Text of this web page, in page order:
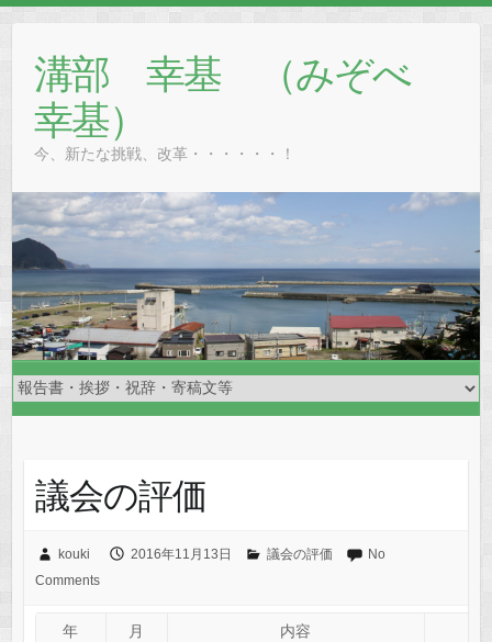
溝部 幸基 （みぞべ
幸基）
今、新たな挑戦、改革・・・・・・！
議会の評価
kouki 2016年11月13日 議会の評価
No
Comments
年 月 内容